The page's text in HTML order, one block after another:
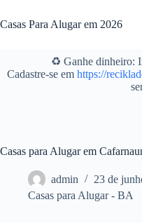
para
o
Casas Para Alugar em 2026
♻️ Ganhe dinheiro:
Cadastre-se em https://
Casas para Alugar em
admin
23 de
Casas para Alugar - BA